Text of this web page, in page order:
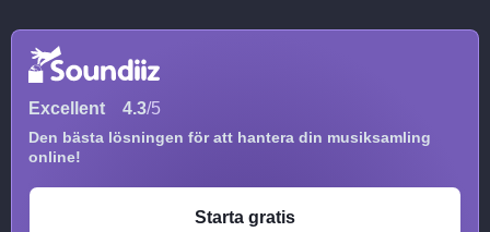
Excellent 4.3/5
Den bästa lösningen för att hantera din musiksamling
online!
Starta gratis